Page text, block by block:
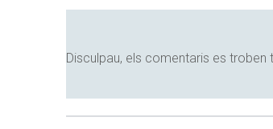
Disculpau, els comentaris es troben